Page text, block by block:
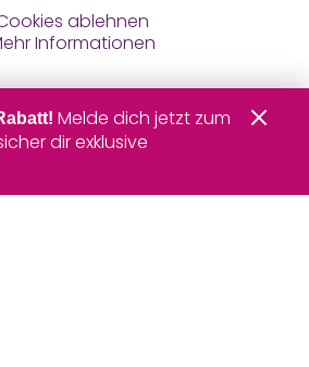
ablehnen
Informationen
Melde dich jetzt zum
dir exklusive